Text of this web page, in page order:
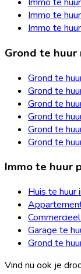
Immo te
Immo te
Grond te huur
Grond te
Grond te
Grond te
Grond te
Grond te
Grond te
Immo te huur
Huis te huur
Garage te
Grond te
Vind nu ook je